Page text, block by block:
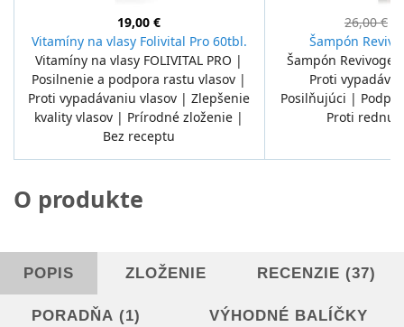
19,00 €
Vitamíny na vlasy Folivital Pro 60tbl.
Vitamíny na vlasy FOLIVITAL PRO |
Posilnenie a podpora rastu vlasov |
Proti vypadávaniu vlasov | Zlepšenie
kvality vlasov | Prírodné zloženie |
Bez receptu
26,00 €
Šampón
Šampón
Proti
Posilňujúci |
Proti
O produkte
POPIS ZLOŽENIE RECENZIE (37)
PORADŇA (1) VÝHODNÉ BALÍČKY